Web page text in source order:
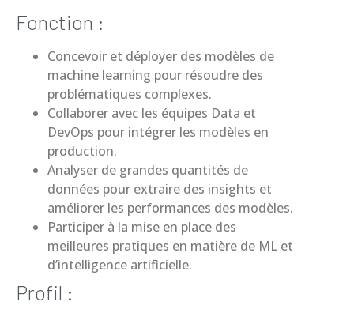
Fonction :
Concevoir et déployer des modèles de
machine learning pour résoudre des
problématiques complexes.
Collaborer avec les équipes Data et
DevOps pour intégrer les modèles en
production.
Analyser de grandes quantités de
données pour extraire des insights et
améliorer les performances des modèles.
Participer à la mise en place des
meilleures pratiques en matière de ML et
d’intelligence artificielle.
Profil :